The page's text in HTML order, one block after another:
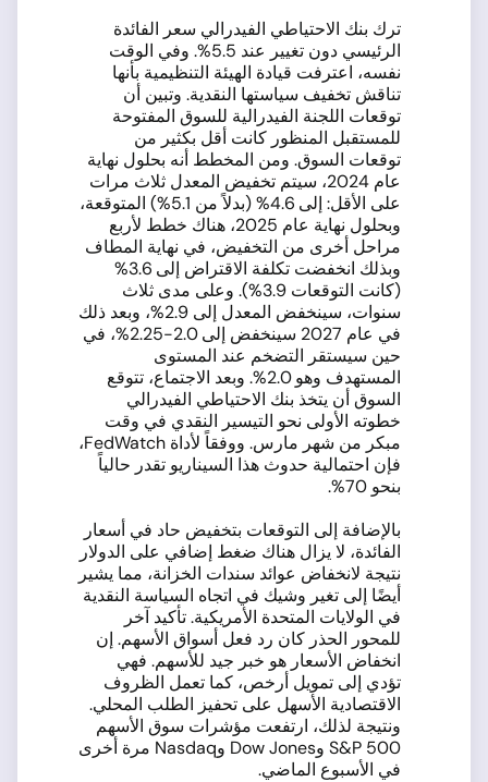
ترك بنك الاحتياطي الفيدرالي سعر الفائدة
الرئيسي دون تغيير عند 5.5%. وفي الوقت
نفسه، اعترفت قيادة الهيئة التنظيمية بأنها
تناقش تخفيف سياستها النقدية. وتبين أن
توقعات اللجنة الفيدرالية للسوق المفتوحة
للمستقبل المنظور كانت أقل بكثير من
توقعات السوق. ومن المخطط أنه بحلول نهاية
عام 2024، سيتم تخفيض المعدل ثلاث مرات
على الأقل: إلى 4.6% (بدلاً من 5.1%) المتوقعة،
وبحلول نهاية عام 2025، هناك خطط لأربع
مراحل أخرى من التخفيض، في نهاية المطاف
وبذلك انخفضت تكلفة الاقتراض إلى 3.6%
(كانت التوقعات 3.9%). وعلى مدى ثلاث
سنوات، سينخفض المعدل إلى 2.9%، وبعد ذلك
في عام 2027 سينخفض إلى 2.0-2.25%، في
حين سيستقر التضخم عند المستوى
المستهدف وهو 2.0%. وبعد الاجتماع، تتوقع
السوق أن يتخذ بنك الاحتياطي الفيدرالي
خطوته الأولى نحو التيسير النقدي في وقت
مبكر من شهر مارس. ووفقاً لأداة FedWatch،
فإن احتمالية حدوث هذا السيناريو تقدر حالياً
بنحو 70%.
بالإضافة إلى التوقعات بتخفيض حاد في أسعار
الفائدة، لا يزال هناك ضغط إضافي على الدولار
نتيجة لانخفاض عوائد سندات الخزانة، مما يشير
أيضًا إلى تغير وشيك في اتجاه السياسة النقدية
في الولايات المتحدة الأمريكية. تأكيد آخر
للمحور الحذر كان رد فعل أسواق الأسهم. إن
انخفاض الأسعار هو خبر جيد للأسهم. فهي
تؤدي إلى تمويل أرخص، كما تعمل الظروف
الاقتصادية الأسهل على تحفيز الطلب المحلي.
ونتيجة لذلك، ارتفعت مؤشرات سوق الأسهم
S&P 500 وDow Jones وNasdaq مرة أخرى
في الأسبوع الماضي.